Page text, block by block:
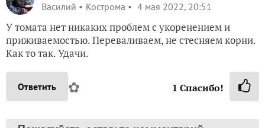
Василий Кострома 4 мая 2022, 20:51
У томата нет никаких проблем с укоренением и
приживаемостью. Переваливаем, не стесняем корни.
Как то так. Удачи.
Ответить ✿ 1 Спасибо!